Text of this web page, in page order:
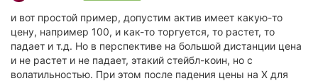
и вот простой пример, допустим актив имеет какую-то
цену, например 100, и как-то торгуется, то растет, то
падает и т.д. Но в перспективе на большой дистанции цена
и не растет и не падает, этакий стейбл-коин, но с
волатильностью. При этом после падения цены на X для